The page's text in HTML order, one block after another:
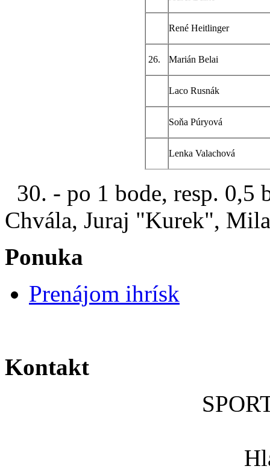
René Heitlinger
26. Marián Belai
Laco Rusnák
Soňa Púryová
Lenka Valachová
30. - po 1 bode, resp. 0,5
Chvála, Juraj
Ponuka
Prenájom ihrísk
Kontakt